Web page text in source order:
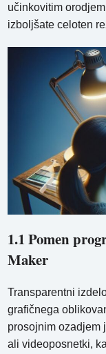
učinkovitim
izboljšate celoten
1.1 Pomen
Maker
Transparentni
grafičnega
prosojnim ozadjem
ali videoposnetki,